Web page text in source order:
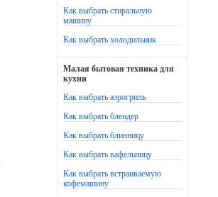
Как выбрать стиральную
машину
Как выбрать холодильник
Малая бытовая техника для
кухни
Как выбрать аэрогриль
Как выбрать блендер
Как выбрать блинницу
Как выбрать вафельницу
Как выбрать встраиваемую
кофемашину